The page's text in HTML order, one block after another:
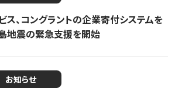
ス、コングラントの企業寄付システムを
地震の緊急支援を開始
お知らせ